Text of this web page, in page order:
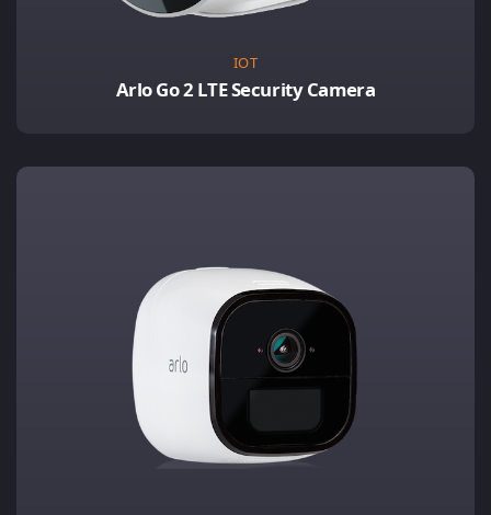
IOT
Arlo Go 2 LTE Security Camera